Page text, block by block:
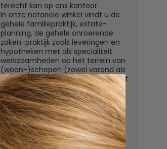
terecht kan op ons kantoor.
In onze notariële winkel vindt u de
gehele familiepraktijk, estate-
planning, de gehele onroerende
zaken-praktijk zoals leveringen en
hypotheken met als specialiteit
werkzaamheden op het terrein van
(woon-)schepen (zowel varend als
liggend) en het ondernemingsrecht
met een zeer uitgebreid
dienstenpakket.
Een orienterend gesprek op het
kantoor te Weesp is kosteloos en
vrijblijvend. Aarzelt u dan ook niet
om hiervan gebruik te maken.